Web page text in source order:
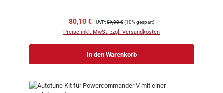
Verkaufspreis:
80,10 € Regulärer Preis:
UVP:89,00 €(10% gespart)
Preise inkl. MwSt. zzgl. Versandkosten
In den Warenkorb